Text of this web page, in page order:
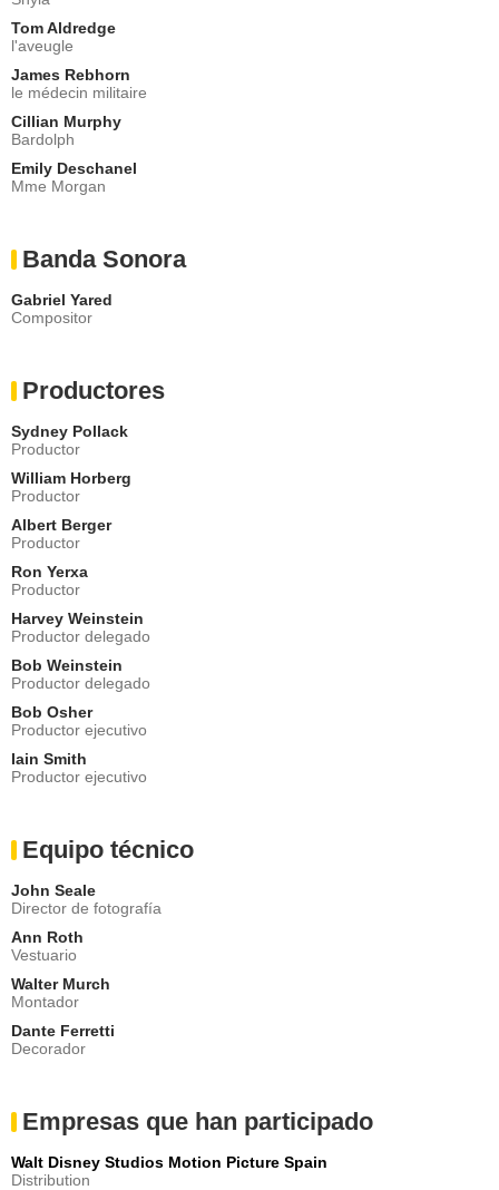
Tom Aldredge
l'aveugle
James Rebhorn
le médecin militaire
Cillian Murphy
Bardolph
Emily Deschanel
Mme Morgan
Banda Sonora
Gabriel Yared
Compositor
Productores
Sydney Pollack
Productor
William Horberg
Productor
Albert Berger
Productor
Ron Yerxa
Productor
Harvey Weinstein
Productor delegado
Bob Weinstein
Productor delegado
Bob Osher
Productor ejecutivo
Iain Smith
Productor ejecutivo
Equipo técnico
John Seale
Director de fotografía
Ann Roth
Vestuario
Walter Murch
Montador
Dante Ferretti
Decorador
Empresas que han participado
Walt Disney Studios Motion Picture Spain
Distribution